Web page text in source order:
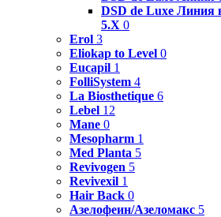
DSD de Luxe Линия
5.Х 0
Erol 3
Eliokap to Level 0
Eucapil 1
FolliSystem 4
La Biosthetique 6
Lebel 12
Mane 0
Mesopharm 1
Med Planta 5
Revivogen 5
Revivexil 1
Hair Back 0
Азелофеин/Aзеломакс 5